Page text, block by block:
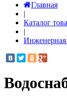
Главная
|
Каталог
|
Инженерная